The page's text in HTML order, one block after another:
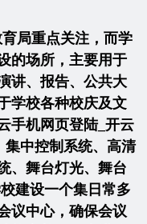
局重点关注，而学
的场所，主要用于
讲、报告、公共大
学校各种校庆及文
手机网页登陆_开云
集中控制系统、高清
、舞台灯光、舞台
建设一个集日常多
议中心，确保会议